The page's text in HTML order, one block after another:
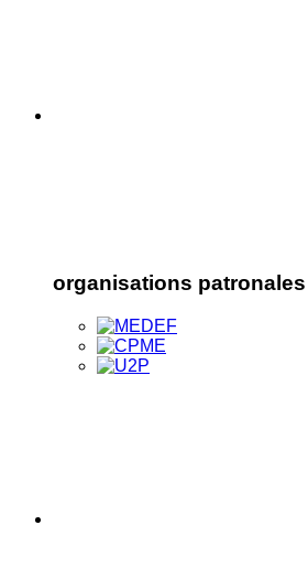
organisations patronales